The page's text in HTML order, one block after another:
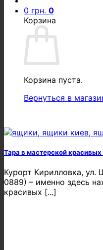
0 грн. 0
Корзина
Корзина пуста.
Вернуться в
Тара в мастерской красивых
Курорт Кирилловка,
0889) – именно здесь
красивых [...]